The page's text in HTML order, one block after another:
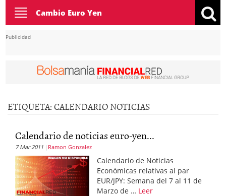
Toggle
navigation
Cambio Euro Yen
Publicidad
ETIQUETA:CALENDARIO NOTICIAS
Calendario de noticias euro-yen...
7 Mar 2011 Ramon Gonzalez
Calendario de Noticias
Económicas relativas al par
EUR/JPY: Semana del 7 al 11 de
Marzo de … Leer